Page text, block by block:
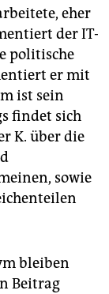
eher
der IT-
politische
er mit
ist sein
findet sich
K. über die
sowie
bleiben
Beitrag